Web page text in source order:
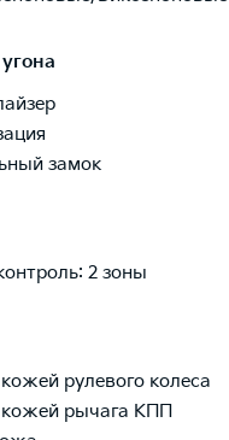
замок
2 зоны
рулевого колеса
рычага КПП